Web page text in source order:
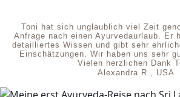
Toni hat sich unglaublich viel Zeit
Anfrage nach einen Ayurvedaurlaub. Er
detailliertes Wissen und gibt sehr
Einschätzungen. Wir haben uns sehr
Vielen herzlichen Dank
Alexandra R., USA